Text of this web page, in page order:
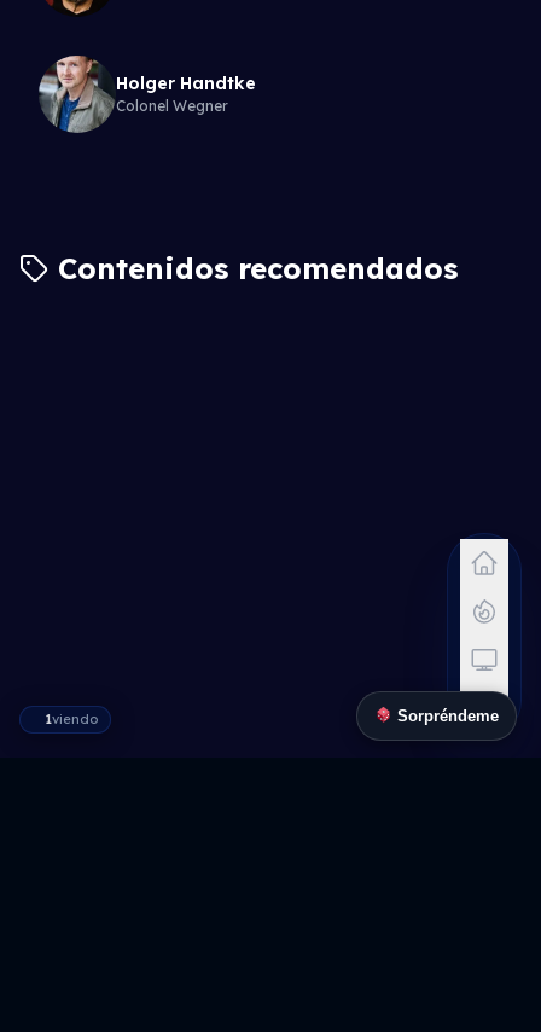
Holger Handtke
Colonel Wegner
Contenidos recomendados
1viendo Sorpréndeme